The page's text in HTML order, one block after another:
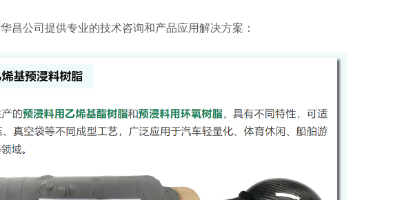
华昌公司提供专业的技术咨询和产品应用解决方案：